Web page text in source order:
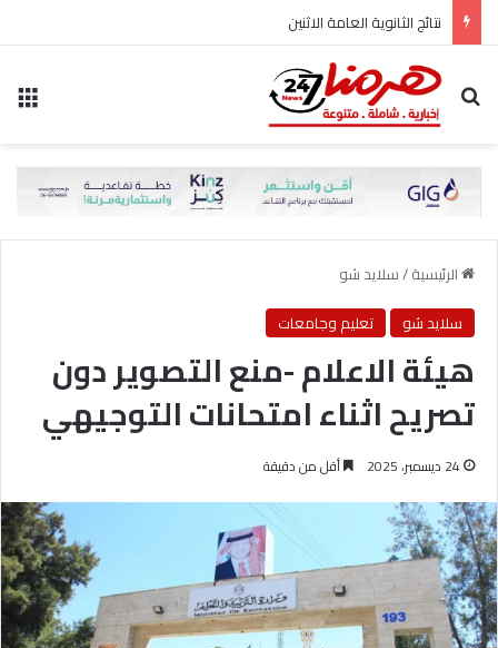
نتائج الثانوية العامة الاثنين
بحث عن
الرئيسية/سلايد شو
سلايد شو
تعليم وجامعات
هيئة الاعلام -منع التصوير دون
تصريح اثناء امتحانات التوجيهي
24 ديسمبر، 2025 أقل من دقيقة